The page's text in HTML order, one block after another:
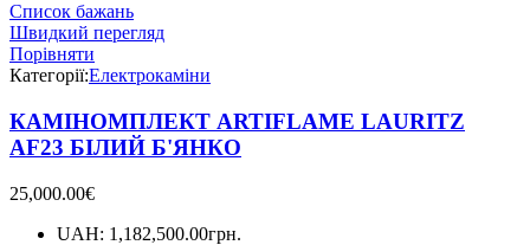
Список бажань
Швидкий перегляд
Порівняти
Категорії:Електрокаміни
КАМІНОМПЛЕКТ ARTIFLAME LAURITZ
AF23 БІЛИЙ Б'ЯНКО
25,000.00€
UAH: 1,182,500.00грн.